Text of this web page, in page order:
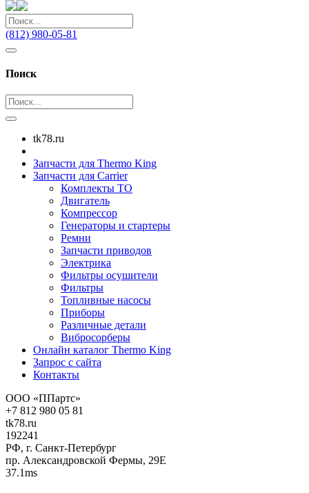
(812) 980-05-81
Поиск
tk78.ru
Запчасти для Thermo King
Запчасти для Carrier
Комплекты ТО
Двигатель
Компрессор
Генераторы и стартеры
Ремни
Запчасти приводов
Электрика
Фильтры осушители
Фильтры
Топливные насосы
Приборы
Различные детали
Вибросорберы
Онлайн каталог Thermo King
Запрос с сайта
Контакты
ООО «ППартс»
+7 812 980 05 81
tk78.ru
192241
РФ, г. Санкт-Петербург
пр. Александровской Фермы, 29Е
37.1ms